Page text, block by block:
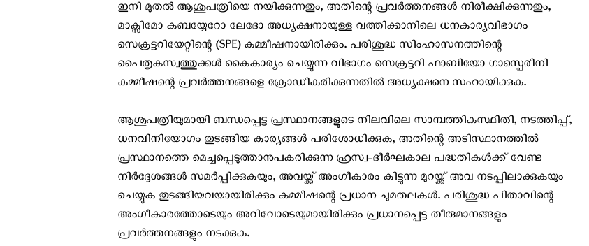
ഇനി മുതല്‍ ആശുപത്രിയെ നയിക്കുന്നതും, അതിന്റെ പ്രവർത്തനങ്ങൾ നിരീക്ഷിക്കുന്നതും,
മാക്സിമോ കബയ്യേറോ ലേദോ അധ്യക്ഷനായുള്ള വത്തിക്കാനിലെ ധനകാര്യവിഭാഗം
സെക്രട്ടറിയേറ്റിന്റെ (SPE) കമ്മീഷനായിരിക്കും. പരിശുദ്ധ സിംഹാസനത്തിന്റെ
പൈതൃകസ്വത്തുക്കൾ കൈകാര്യം ചെയ്യുന്ന വിഭാഗം സെക്രട്ടറി ഫാബിയോ ഗാസ്പെരീനി
കമ്മീഷന്റെ പ്രവർത്തനങ്ങളെ ക്രോഡീകരിക്കുന്നതിൽ അധ്യക്ഷനെ സഹായിക്കുക.
ആശുപത്രിയുമായി ബന്ധപ്പെട്ട പ്രസ്ഥാനങ്ങളുടെ നിലവിലെ സാമ്പത്തികസ്ഥിതി, നടത്തിപ്പ്,
ധനവിനിയോഗം തുടങ്ങിയ കാര്യങ്ങൾ പരിശോധിക്കുക, അതിന്റെ അടിസ്ഥാനത്തിൽ
പ്രസ്ഥാനത്തെ മെച്ചപ്പെടുത്താനുപകരിക്കുന്ന ഹ്രസ്വ-ദീർഘകാല പദ്ധതികൾക്ക് വേണ്ട
നിർദ്ദേശങ്ങൾ സമർപ്പിക്കുകയും, അവയ്ക്ക് അംഗീകാരം കിട്ടുന്ന മുറയ്ക്ക് അവ നടപ്പിലാക്കുകയും
ചെയ്യുക തുടങ്ങിയവയായിരിക്കും കമ്മീഷന്റെ പ്രധാന ചുമതലകൾ. പരിശുദ്ധ പിതാവിന്റെ
അംഗീകാരത്തോടെയും അറിവോടെയുമായിരിക്കും പ്രധാനപ്പെട്ട തീരുമാനങ്ങളും
പ്രവർത്തനങ്ങളും നടക്കുക.